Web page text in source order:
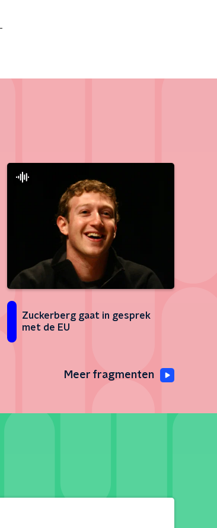
Zuckerberg gaat in gesprek
met de EU
Meer fragmenten